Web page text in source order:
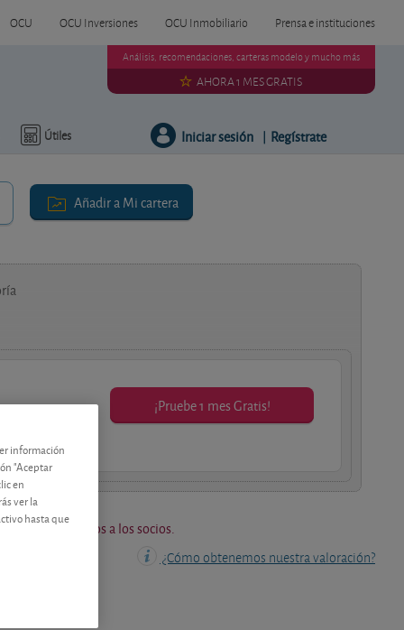
OCU OCU Inversiones OCU Inmobiliario Prensa e instituciones
Útiles
Análisis, recomendaciones, carteras modelo y mucho más
AHORA 1 MES GRATIS
Iniciar sesión | Regístrate
Añadir a Mi cartera
¡Pruebe 1 mes Gratis!
están reservados a los socios.
¿Cómo obtenemos nuestra valoración?
información
"Aceptar
en
ver la
hasta que